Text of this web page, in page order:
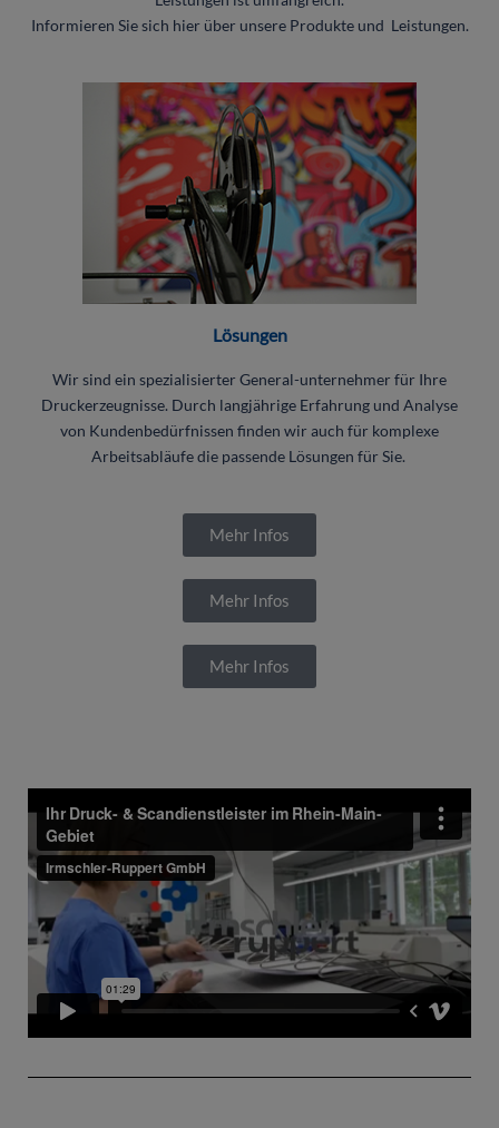
Informieren Sie sich hier über unsere Produkte und Leistungen.
Lösungen
Wir sind ein spezialisierter General-unternehmer für Ihre
Druckerzeugnisse. Durch langjährige Erfahrung und Analyse
von Kundenbedürfnissen finden wir auch für komplexe
Arbeitsabläufe die passende Lösungen für Sie.
Mehr Infos
Mehr Infos
Mehr Infos